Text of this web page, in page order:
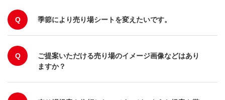
Q 季節により売り場シートを変えたいです。
Q
ご提案いただける売り場のイメージ画像などはあり
ますか？